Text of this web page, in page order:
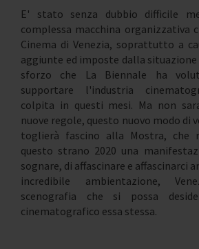
E' stato senza dubbio difficile
complessa macchina organizzativa
Cinema di Venezia, soprattutto a
aggiunte ed imposte dalla
sforzo che La Biennale ha
supportare l'industria
colpita in questi mesi. Ma non
nuove regole, questo nuovo modo di
toglierà fascino alla Mostra, che
questo strano 2020 una
sognare, di affascinare e affascinarci
incredibile ambientazione,
scenografia che si possa
cinematografico essa stessa.